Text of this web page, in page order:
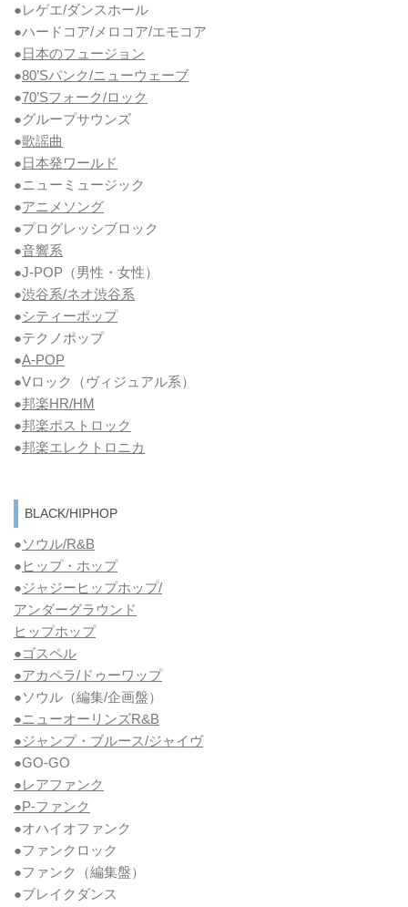
●レゲエ/ダンスホール
●ハードコア/メロコア/エモコア
●日本のフュージョン
●80’Sパンク/ニューウェーブ
●70’Sフォーク/ロック
●グループサウンズ
●歌謡曲
●日本発ワールド
●ニューミュージック
●アニメソング
●プログレッシブロック
●音響系
●J-POP（男性・女性）
●渋谷系/ネオ渋谷系
●シティーポップ
●テクノポップ
●A-POP
●Vロック
（ヴィジュアル系）
●邦楽HR/HM
●邦楽ポストロック
●邦楽エレクトロニカ
BLACK/HIPHOP
●ソウル/R&B
● ヒップ・ホップ
●ジャジーヒップホップ/
アンダーグラウンド
ヒップホップ
●ゴスペル
●アカペラ/ドゥーワップ
●ソウル （編集/企画盤）
●ニューオーリンズR&B
●ジャンプ・ブルース/ジャイヴ
●GO-GO
●レアファンク
●P-ファンク
●オハイオファンク
●ファンクロック
●ファンク
（編集盤）
●ブレイクダンス